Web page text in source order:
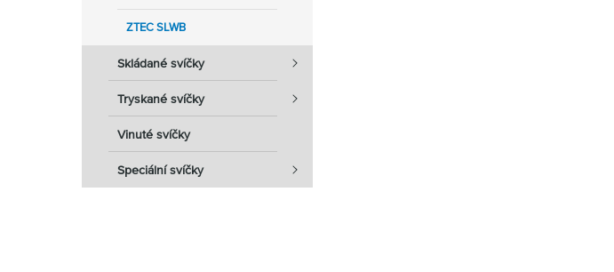
ZTEC SLWB
Skládané svíčky
Tryskané svíčky
Vinuté svíčky
Speciální svíčky